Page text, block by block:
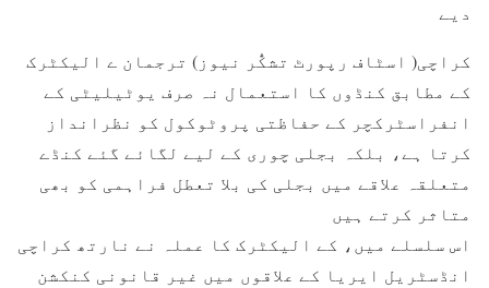
دیے
کراچی( اسٹاف رپورٹ تشکُّر نیوز) ترجمان ے الیکٹرک
کے مطابق کنڈوں کا استعمال نہ صرف یوٹیلیٹی کے
انفراسٹرکچر کے حفاظتی پروٹوکول کو نظرانداز
کرتا ہے، بلکہ بجلی چوری کے لیے لگائے گئے کنڈے
متعلقہ علاقے میں بجلی کی بلا تعطل فراہمی کو بھی
متاثر کرتے ہیں
اس سلسلے میں، کے الیکٹرک کا عملہ نے نارتھ کراچی
انڈسٹریل ایریا کے علاقوں میں غیر قانونی کنکشن